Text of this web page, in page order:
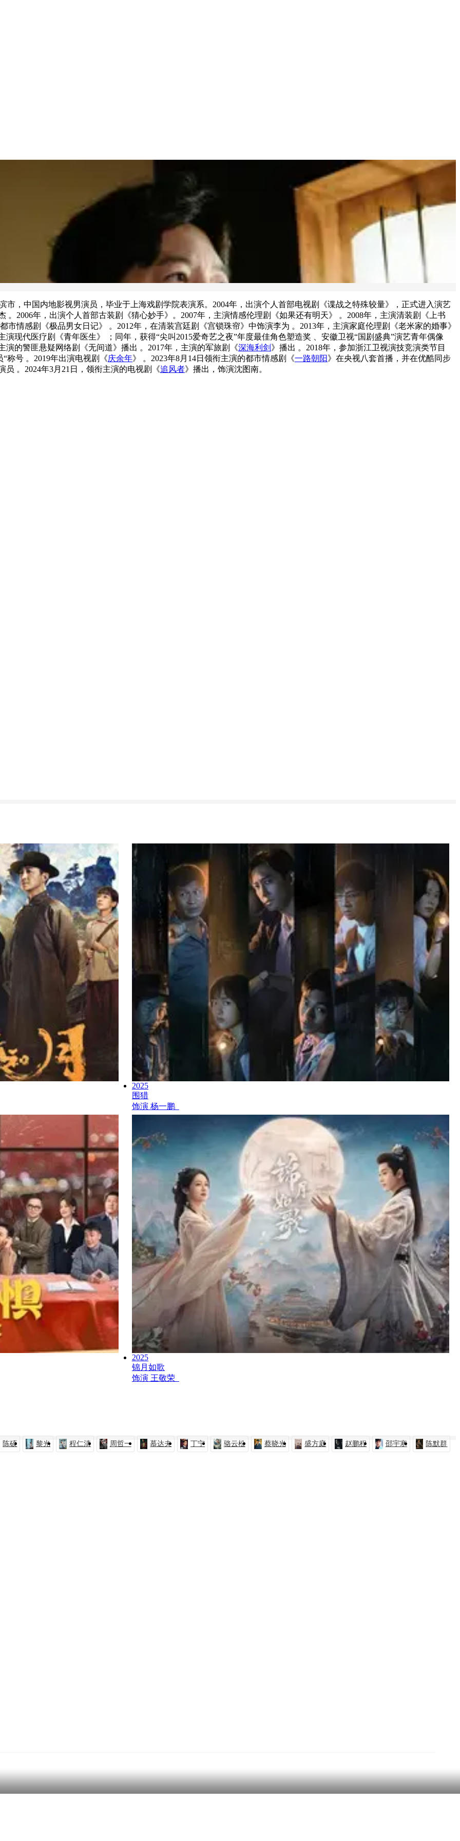
市，中国内地影视男演员，毕业于上海戏剧学院表演系。2004年，出演个人首部电视剧《谍战之特殊较量》，正式进入演艺
。2006年，出演个人首部古装剧《猜心妙手》。2007年，主演情感伦理剧《如果还有明天》 。2008年，主演清装剧《上书
市情感剧《极品男女日记》 。2012年，在清装宫廷剧《宫锁珠帘》中饰演李为 。2013年，主演家庭伦理剧《老米家的婚事》
现代医疗剧《青年医生》 ；同年，获得“尖叫2015爱奇艺之夜”年度最佳角色塑造奖 、安徽卫视“国剧盛典”演艺青年偶像
演的警匪悬疑网络剧《无间道》播出 。2017年，主演的军旅剧《深海利剑 》播出 。2018年，参加浙江卫视演技竞演类节目
称号 。2019年出演电视剧《庆余年》 。2023年8月14日领衔主演的都市情感剧《一路朝阳》在央视八套首播，并在优酷同步
。2024年3月21日，领衔主演的电视剧《追风者》播出，饰演沈图南。
2025
围猎
饰演 杨一鹏
2025
锦月如歌
饰演 王敬荣
陈硕 黎光 程仁清 周哲一 慕达夫 丁宁 骆云松 蔡晓光 盛方庭 赵鹏程 邵宇寒 陈默群